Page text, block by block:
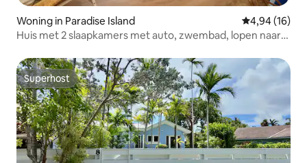
Woning in Paradise Island Gemiddelde
4,94 (16)
Huis met 2 slaapkamers met auto, zwembad, lopen naar
Superhost
Superhost